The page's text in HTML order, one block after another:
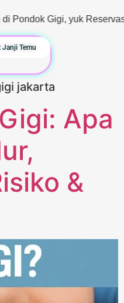
Gigi, yuk Reservasi &
Janji Temu
jakarta
Apa
&